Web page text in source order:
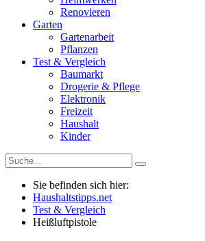
Renovieren
Garten
Gartenarbeit
Pflanzen
Test & Vergleich
Baumarkt
Drogerie & Pflege
Elektronik
Freizeit
Haushalt
Kinder
Sie befinden sich hier:
Haushaltstipps.net
Test & Vergleich
Heißluftpistole